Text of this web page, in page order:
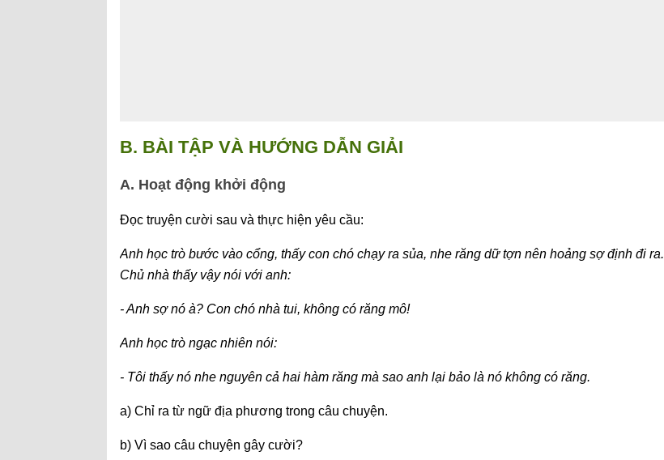
B. BÀI TẬP VÀ HƯỚNG DẪN GIẢI
A. Hoạt động khởi động
Đọc truyện cười sau và thực hiện yêu cầu:
Anh học trò bước vào cổng, thấy con chó chạy ra sủa, nhe răng dữ tợn nên hoảng sợ định đi ra.
Chủ nhà thấy vậy nói với anh:
- Anh sợ nó à? Con chó nhà tui, không có răng mô!
Anh học trò ngạc nhiên nói:
- Tôi thấy nó nhe nguyên cả hai hàm răng mà sao anh lại bảo là nó không có răng.
a) Chỉ ra từ ngữ địa phương trong câu chuyện.
b) Vì sao câu chuyện gây cười?